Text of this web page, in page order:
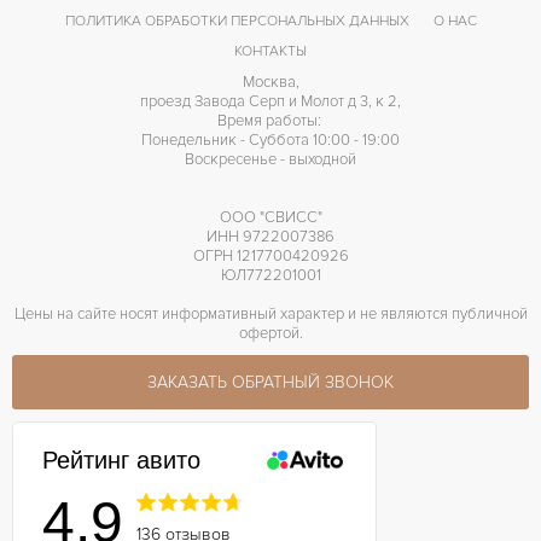
ПОЛИТИКА ОБРАБОТКИ ПЕРСОНАЛЬНЫХ ДАННЫХ
О НАС
КОНТАКТЫ
Москва,
проезд Завода Серп и Молот д 3, к 2,
Время работы:
Понедельник - Суббота 10:00 - 19:00
Воскресенье - выходной
ООО "СВИСС"
ИНН 9722007386
ОГРН 1217700420926
ЮЛ772201001
Цены на сайте носят информативный характер и не являются публичной
офертой.
ЗАКАЗАТЬ ОБРАТНЫЙ ЗВОНОК
Рейтинг авито
4.9 136 отзывов